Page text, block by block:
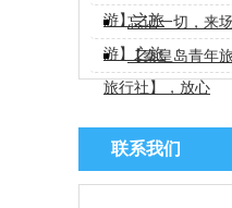
游】之旅
忘记一切，来
游】之旅
【秦皇岛青年
旅行社】，放心
联系我们